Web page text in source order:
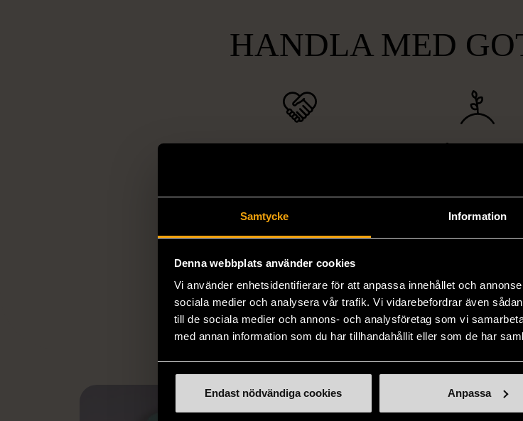
Samtycke Information
Denna webbplats använder cookies
Vi använder enhetsidentifierare för att anpassa innehållet och
sociala medier och analysera vår trafik. Vi vidarebefordrar även
till de sociala medier och annons- och analysföretag som vi
med annan information som du har tillhandahållit eller som de har
Endast nödvändiga cookies Anpassa
HANDLA MED
Socialt
Vi arbetar för att bryta
utanförskap, bekämpa hemlöshet
och stötta personer i svåra
arbetstränar personer som står
utanför arbetsmarknaden på ett
eller annat sätt.
Hållbart
Genom att handla
minskar du din
nytt liv åt befintliga
LIKNANDE
Hitta produkter som